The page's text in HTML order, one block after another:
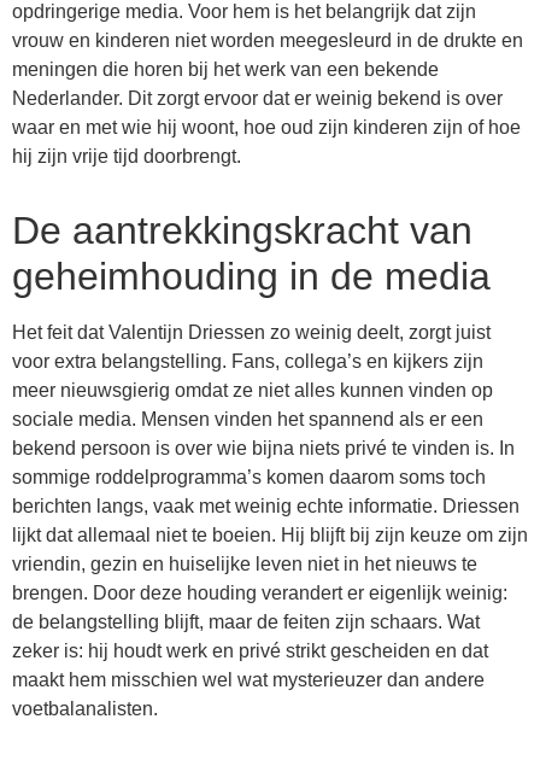
opdringerige media. Voor hem is het belangrijk dat zijn
vrouw en kinderen niet worden meegesleurd in de drukte en
meningen die horen bij het werk van een bekende
Nederlander. Dit zorgt ervoor dat er weinig bekend is over
waar en met wie hij woont, hoe oud zijn kinderen zijn of hoe
hij zijn vrije tijd doorbrengt.
De aantrekkingskracht van
geheimhouding in de media
Het feit dat Valentijn Driessen zo weinig deelt, zorgt juist
voor extra belangstelling. Fans, collega’s en kijkers zijn
meer nieuwsgierig omdat ze niet alles kunnen vinden op
sociale media. Mensen vinden het spannend als er een
bekend persoon is over wie bijna niets privé te vinden is. In
sommige roddelprogramma’s komen daarom soms toch
berichten langs, vaak met weinig echte informatie. Driessen
lijkt dat allemaal niet te boeien. Hij blijft bij zijn keuze om zijn
vriendin, gezin en huiselijke leven niet in het nieuws te
brengen. Door deze houding verandert er eigenlijk weinig:
de belangstelling blijft, maar de feiten zijn schaars. Wat
zeker is: hij houdt werk en privé strikt gescheiden en dat
maakt hem misschien wel wat mysterieuzer dan andere
voetbalanalisten.